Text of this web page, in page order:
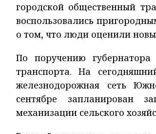
городской общественный
воспользовались
о том, что люди оценили
По поручению
транспорта. На
железнодорожная сеть
сентябре запланирован
механизации сельского